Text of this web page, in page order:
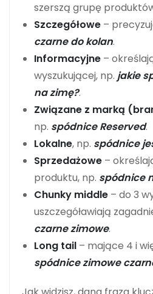
szerszą grupę
Szczegółowe –
czarne do kolan.
Informacyjne –
wyszukującej, np. jakie
na zimę?.
Związane z marką
np. spódnice Reserved.
Lokalne, np. spódnice
Sprzedażowe –
produktu, np. spódnice
Chunky middle – do 3
uszczegóławiają
czarne zimowe.
Long tail – mające 4 i
spódnice zimowe